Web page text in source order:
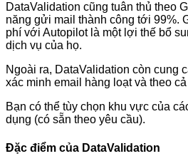
DataValidation cũng tuân thủ theo
năng gửi mail thành công tới 99%.
phí với Autopilot là một lợi thế bổ
dịch vụ của họ.
Ngoài ra, DataValidation còn cung
xác minh email hàng loạt và theo
Bạn có thể tùy chọn khu vực của
dụng (có sẵn theo yêu cầu).
Đặc điểm của DataValidation